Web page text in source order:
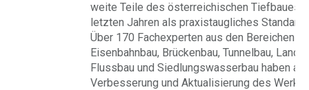
weite Teile des österreichischen Tiefbaues.
letzten Jahren als praxistaugliches
Über 170 Fachexperten aus den Bereichen
Eisenbahnbau, Brückenbau, Tunnelbau,
Flussbau und Siedlungswasserbau haben an
Verbesserung und Aktualisierung des